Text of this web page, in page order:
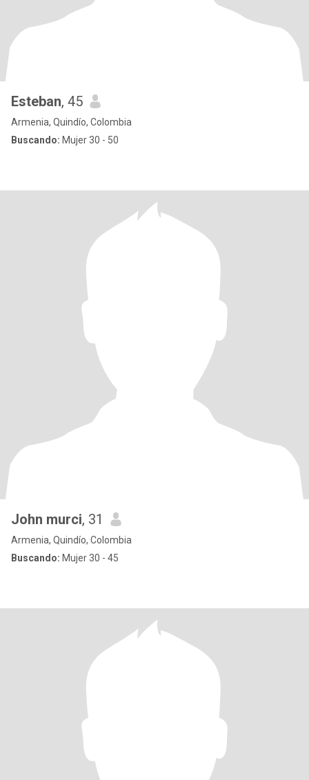
Esteban, 45
Armenia, Quindío, Colombia
Buscando: Mujer 30 - 50
John murci, 31
Armenia, Quindío, Colombia
Buscando: Mujer 30 - 45